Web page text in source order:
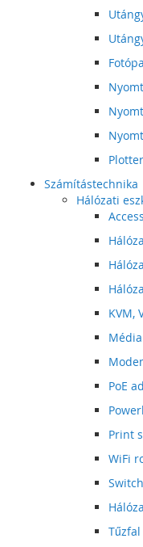
Számítástechnika
Hálózati
KVM,
PoE
Print
WiFi
Switch
Tűzfal